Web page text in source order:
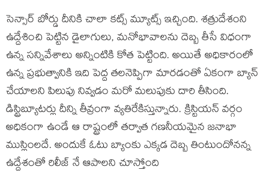
సెన్సార్ బోర్డు దీనికి చాలా కట్స్ మ్యూట్స్ ఇచ్చింది. శత్రుదేశంని
ఉద్దేశించి పెట్టిన డైలాగులు, మనోభావాలను దెబ్బ తీసే విధంగా
ఉన్న సన్నివేశాలు అన్నింటికి కోత పెట్టింది. అయితే అధికారంలో
ఉన్న ప్రభుత్వానికి ఇది పెద్ద తలనెప్పిగా మారడంతో ఏకంగా బ్యాన్
చేయాలని పిలుపు నివ్వడం మరో మలుపుకు దారి తీసింది.
డిస్ట్రిబ్యూటర్లు దీన్ని తీవ్రంగా వ్యతిరేకిస్తున్నారు. క్రిస్టియన్ వర్గం
అధికంగా ఉండే ఆ రాష్ట్రంలో తర్వాత గణనీయమైన జనాభా
ముస్లింలదే. అందుకే ఓటు బ్యాంకు ఎక్కడ దెబ్బ తింటుందోనన్న
ఉద్దేశంతో రిలీజ్ నే ఆపాలని చూస్తోంది